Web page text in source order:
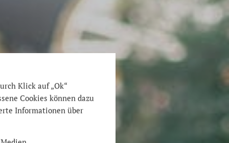
Klick auf „Ok“
Cookies können dazu
Informationen über